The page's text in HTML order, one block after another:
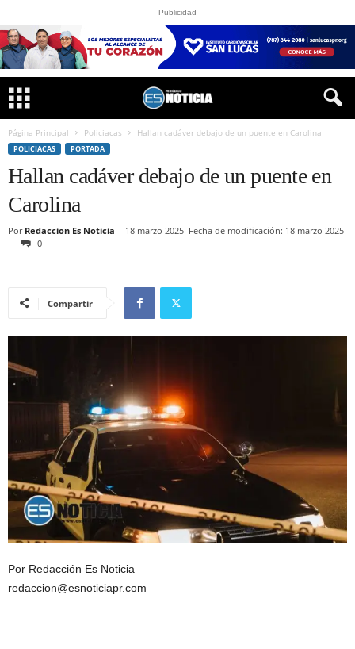
Publicidad
Página Principal Policiacas Hallan cadáver debajo de un puente en Carolina
POLICIACAS PORTADA
Hallan cadáver debajo de un puente en
Carolina
Por Redaccion Es Noticia - 18 marzo 2025 Fecha de modificación: 18 marzo 2025
0
Compartir
Por Redacción Es Noticia
redaccion@esnoticiapr.com